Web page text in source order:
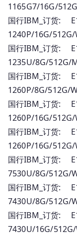
1165G7/16G/
国行IBM_订货:
1240P/16G/
国行IBM_订货:
1235U/8G/
国行IBM_订货:
1260P/8G/
国行IBM_订货:
1260P/16G/
国行IBM_订货:
1260P/16G/
国行IBM_订货:
7530U/8G/
国行IBM_订货:
7430U/8G/
国行IBM_订货:
7430U/16G/